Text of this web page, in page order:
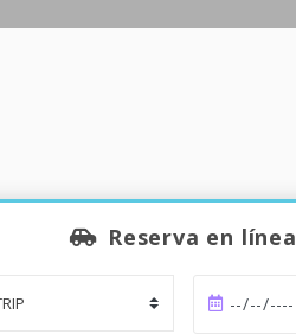
Reserva en línea